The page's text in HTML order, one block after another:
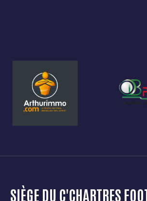
7
8
9
SIÈGE DU C'CHARTRES